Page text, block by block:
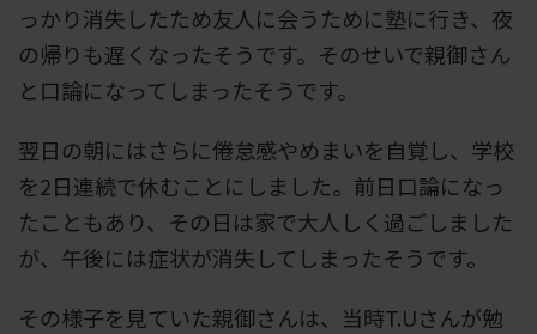
っかり消失したため友人に会うために塾に行き、夜
の帰りも遅くなったそうです。そのせいで親御さん
と口論になってしまったそうです。
翌日の朝にはさらに倦怠感やめまいを自覚し、学校
を2日連続で休むことにしました。前日口論になっ
たこともあり、その日は家で大人しく過ごしました
が、午後には症状が消失してしまったそうです。
その様子を見ていた親御さんは、当時T.Uさんが勉